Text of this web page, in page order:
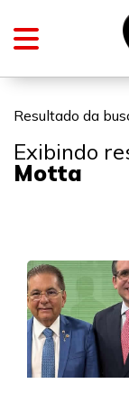
Resultado da
Exibindo
Motta